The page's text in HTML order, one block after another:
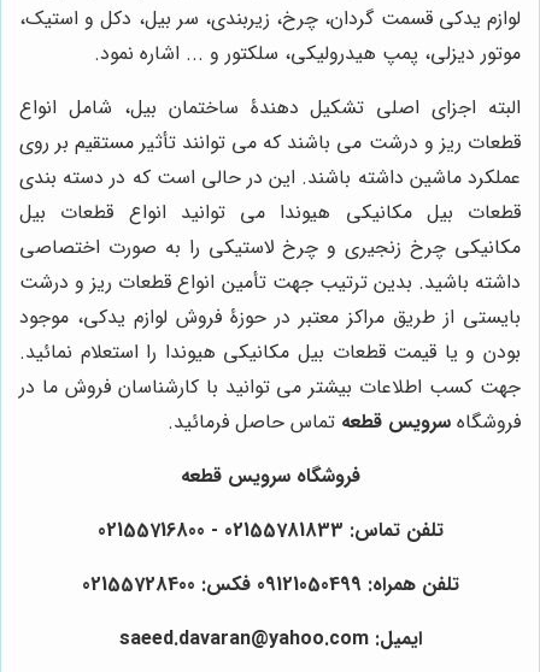
لوازم یدکی قسمت گردان، چرخ، زیربندی، سر بیل، دکل و استیک،
موتور دیزلی، پمپ هیدرولیکی، سلکتور و ... اشاره نمود.
البته اجزای اصلی تشکیل دهندۀ ساختمان بیل، شامل انواع
قطعات ریز و درشت می باشند که می توانند تأثیر مستقیم بر روی
عملکرد ماشین داشته باشند. این در حالی است که در دسته بندی
قطعات بیل مکانیکی هیوندا می توانید انواع قطعات بیل
مکانیکی چرخ زنجیری و چرخ لاستیکی را به صورت اختصاصی
داشته باشید. بدین ترتیب جهت تأمین انواع قطعات ریز و درشت
بایستی از طریق مراکز معتبر در حوزۀ فروش لوازم یدکی، موجود
بودن و یا قیمت قطعات بیل مکانیکی هیوندا را استعلام نمائید.
جهت کسب اطلاعات بیشتر می توانید با کارشناسان فروش ما در
فروشگاه سرویس قطعه تماس حاصل فرمائید.
فروشگاه سرویس قطعه
تلفن تماس: 02155781833 - 02155716800
تلفن همراه: 09121050499 فکس: 02155728400
ایمیل: saeed.davaran@yahoo.com